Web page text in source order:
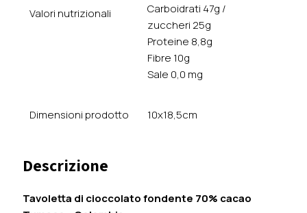
Valori nutrizionali
Carboidrati 47g /
zuccheri 25g
Proteine 8,8g
Fibre 10g
Sale 0,0 mg
Dimensioni prodotto 10x18,5cm
Descrizione
Tavoletta di cioccolato fondente 70% cacao